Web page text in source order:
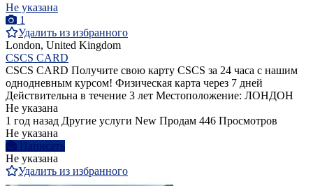
Не указана
1
Удалить из избранного
London, United Kingdom
CSCS CARD
CSCS CARD Получите свою карту CSCS за 24 часа с нашим
однодневным курсом! Физическая карта через 7 дней
Действительна в течение 3 лет Местоположение: ЛОНДОН
Не указана
1 год назад Другие услуги New Продам 446 Просмотров
Не указана
Написать
Не указана
Удалить из избранного